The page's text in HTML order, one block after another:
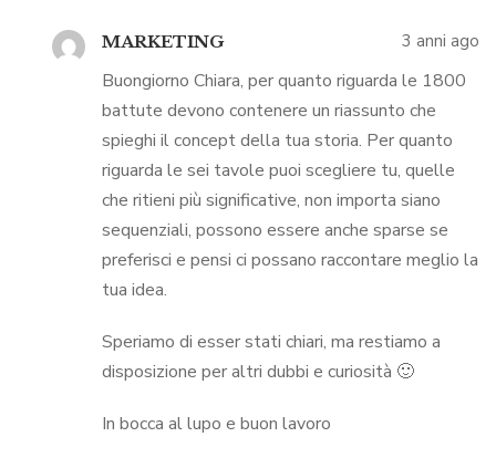
MARKETING 3 anni ago
Buongiorno Chiara, per quanto riguarda le 1800
battute devono contenere un riassunto che
spieghi il concept della tua storia. Per quanto
riguarda le sei tavole puoi scegliere tu, quelle
che ritieni più significative, non importa siano
sequenziali, possono essere anche sparse se
preferisci e pensi ci possano raccontare meglio la
tua idea.
Speriamo di esser stati chiari, ma restiamo a
disposizione per altri dubbi e curiosità 🙂
In bocca al lupo e buon lavoro